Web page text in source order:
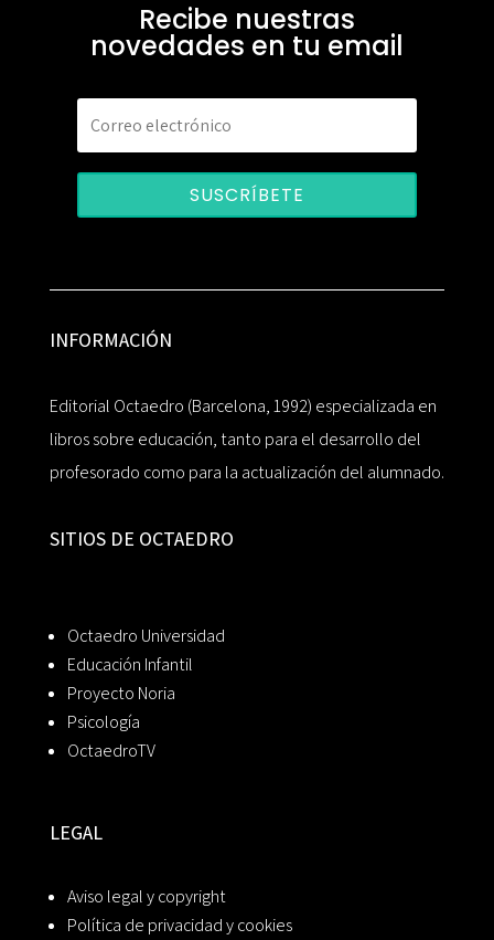
Recibe nuestras
novedades en tu email
SUSCRÍBETE
INFORMACIÓN
Editorial Octaedro (Barcelona, 1992) especializada en
libros sobre educación, tanto para el desarrollo del
profesorado como para la actualización del alumnado.
SITIOS DE OCTAEDRO
Octaedro Universidad
Educación Infantil
Proyecto Noria
Psicología
OctaedroTV
LEGAL
Aviso legal y copyright
Política de privacidad y cookies